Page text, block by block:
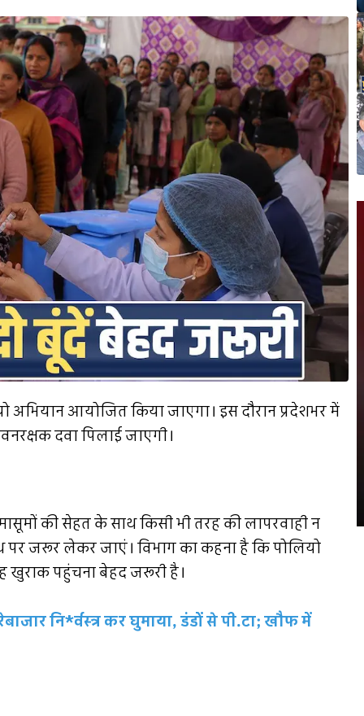
अभियान आयोजित किया जाएगा। इस दौरान प्रदेशभर में
दवा पिलाई जाएगी।
की सेहत के साथ किसी भी तरह की लापरवाही न
जरूर लेकर जाएं। विभाग का कहना है कि पोलियो
खुराक पहुंचना बेहद जरूरी है।
नि*र्वस्त्र कर घुमाया, डंडों से पी.टा; खौफ में